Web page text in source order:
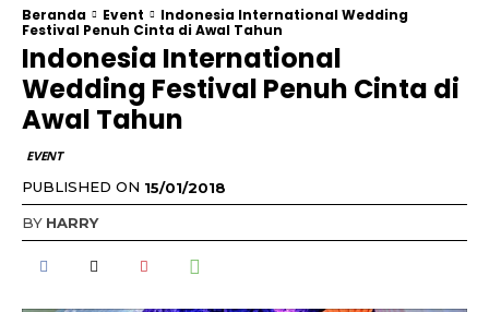
Beranda Event
Indonesia International Wedding
Festival Penuh Cinta di Awal Tahun
Indonesia International
Wedding Festival Penuh Cinta di
Awal Tahun
EVENT
PUBLISHED ON 15/01/2018
BY HARRY